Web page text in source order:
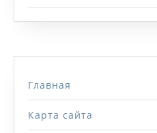
Главная
Карта сайта